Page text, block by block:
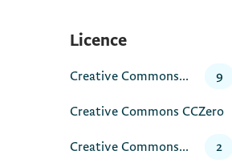
Licence
Creative Commons... 9
Creative Commons CCZero
Creative Commons... 2